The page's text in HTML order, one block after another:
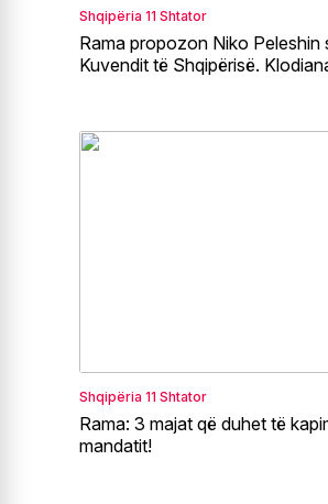
Shqipëria 11 Shtator
Rama propozon Niko Peleshin
Kuvendit të Shqipërisë.
Shqipëria 11 Shtator
Rama: 3 majat që duhet të
mandatit!